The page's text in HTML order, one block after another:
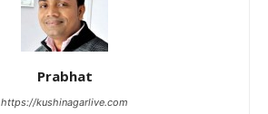
Prabhat
https://kushinagarlive.com